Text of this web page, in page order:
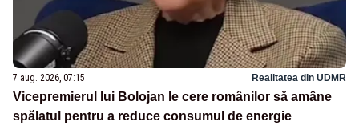
7 aug. 2026, 07:15 Realitatea din UDMR
Vicepremierul lui Bolojan le cere românilor să amâne
spălatul pentru a reduce consumul de energie